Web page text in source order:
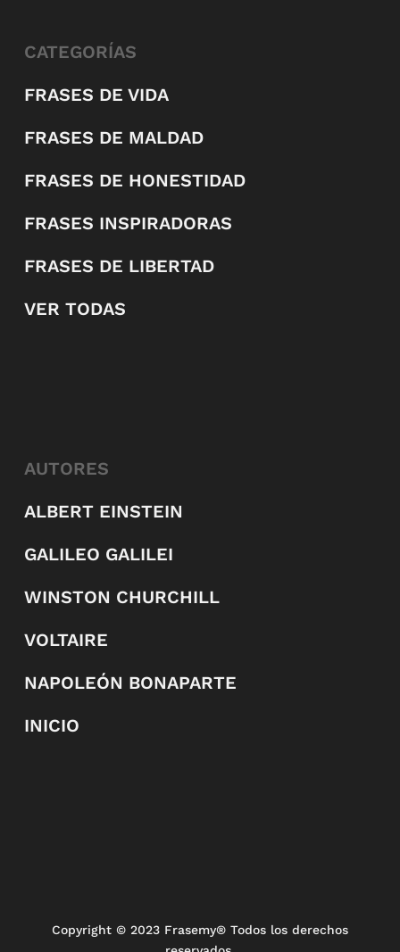
CATEGORÍAS
FRASES DE VIDA
FRASES DE MALDAD
FRASES DE HONESTIDAD
FRASES INSPIRADORAS
FRASES DE LIBERTAD
VER TODAS
AUTORES
ALBERT EINSTEIN
GALILEO GALILEI
WINSTON CHURCHILL
VOLTAIRE
NAPOLEÓN BONAPARTE
INICIO
Copyright © 2023 Frasemy® Todos los derechos